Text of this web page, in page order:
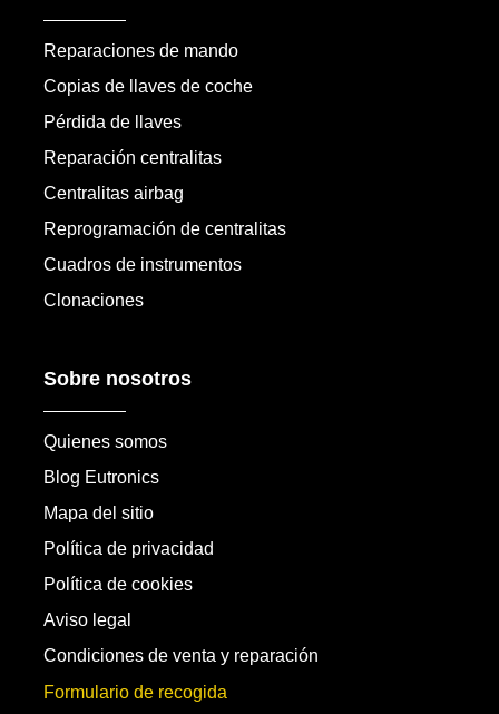
Reparaciones de mando
Copias de llaves de coche
Pérdida de llaves
Reparación centralitas
Centralitas airbag
Reprogramación de centralitas
Cuadros de instrumentos
Clonaciones
Sobre nosotros
Quienes somos
Blog Eutronics
Mapa del sitio
Política de privacidad
Política de cookies
Aviso legal
Condiciones de venta y reparación
Formulario de recogida